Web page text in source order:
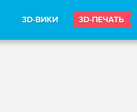
3D-ВИКИ 3D-ПЕЧАТЬ